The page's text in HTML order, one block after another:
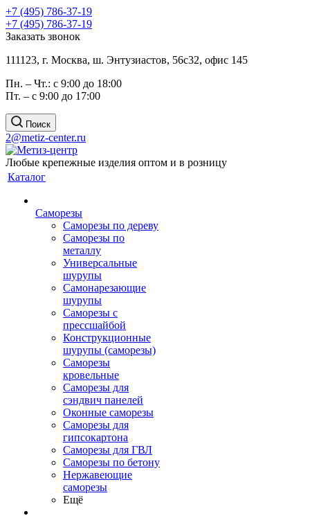
+7 (495) 786-37-19
+7 (495) 786-37-19
Заказать звонок
111123, г. Москва, ш. Энтузиастов, 56с32, офис 145
Пн. – Чт.: с 9:00 до 18:00
Пт. – с 9:00 до 17:00
Поиск
2@metiz-center.ru
Любые крепежные изделия оптом и в розницу
Каталог
Саморезы
Саморезы по дереву
Саморезы по
металлу
Универсальные
шурупы
Самонарезающие
шурупы
Саморезы с
прессшайбой
Конструкционные
шурупы (саморезы)
Саморезы
кровельные
Саморезы для
сэндвич панелей
Оконные саморезы
Саморезы для
гипсокартона
Саморезы для ГВЛ
Саморезы по бетону
Нержавеющие
саморезы
Ещё